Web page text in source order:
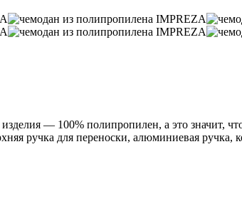
— 100% полипропилен, а это значит,
ручка для переноски, алюминиевая